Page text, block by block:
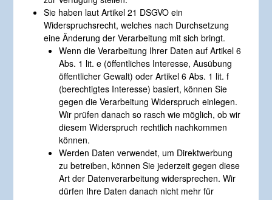
Sie haben laut Artikel 21 DSGVO ein
Widerspruchsrecht, welches nach Durchsetzung
eine Änderung der Verarbeitung mit sich bringt.
Wenn die Verarbeitung Ihrer Daten auf Artikel 6
Abs. 1 lit. e (öffentliches Interesse, Ausübung
öffentlicher Gewalt) oder Artikel 6 Abs. 1 lit. f
(berechtigtes Interesse) basiert, können Sie
gegen die Verarbeitung Widerspruch einlegen.
Wir prüfen danach so rasch wie möglich, ob wir
diesem Widerspruch rechtlich nachkommen
können.
Werden Daten verwendet, um Direktwerbung
zu betreiben, können Sie jederzeit gegen diese
Art der Datenverarbeitung widersprechen. Wir
dürfen Ihre Daten danach nicht mehr für